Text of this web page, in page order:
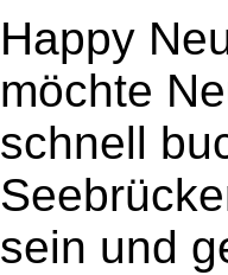
Happy
möchte
schnell
sein und